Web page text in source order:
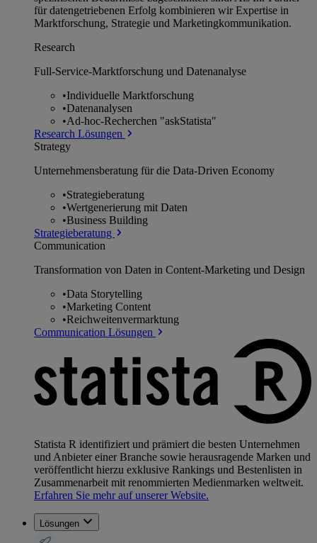
für datengetriebenen Erfolg kombinieren wir Expertise in
Marktforschung, Strategie und Marketingkommunikation.
Research
Full-Service-Marktforschung und Datenanalyse
•Individuelle Marktforschung
•Datenanalysen
•Ad-hoc-Recherchen "askStatista"
Research Lösungen
Strategy
Unternehmens­beratung für die Data-Driven Economy
•Strategieberatung
•Wertgenerierung mit Daten
•Business Building
Strategieberatung
Communication
Transformation von Daten in Content-Marketing und Design
•Data Storytelling
•Marketing Content
•Reichweitenvermarktung
Communication Lösungen
Statista R identifiziert und prämiert die besten Unternehmen
und Anbieter einer Branche sowie herausragende Marken und
veröffentlicht hierzu exklusive Rankings und Bestenlisten in
Zusammenarbeit mit renommierten Medienmarken weltweit.
Erfahren Sie mehr auf unserer Website.
Lösungen